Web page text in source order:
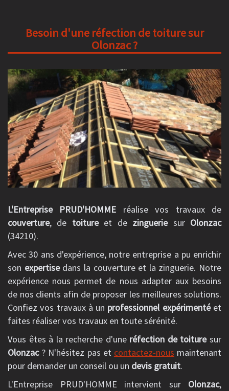
Besoin d'une réfection de toiture sur
Olonzac ?
L'Entreprise PRUD'HOMME réalise vos travaux de
couverture, de toitureet de zingueriesur Olonzac
(34210).
Avec 30 ans d'expérience, notre entreprise a pu enrichir
son expertisedans la couverture et la zinguerie. Notre
expérience nous permet de nous adapter aux besoins
de nos clients afin de proposer les meilleures solutions.
Confiez vos travaux à un professionnel expérimentéet
faites réaliser vos travaux en toute sérénité.
Vous êtes à la recherche d'une réfection de toituresur
Olonzac? N'hésitez pas et contactez-nous maintenant
pour demander un conseil ou un devis gratuit.
L'Entreprise PRUD'HOMME intervient sur Olonzac,